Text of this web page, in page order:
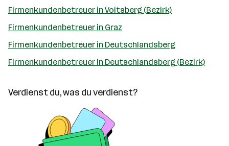
Firmenkundenbetreuer in Voitsberg (Bezirk)
Firmenkundenbetreuer in Graz
Firmenkundenbetreuer in Deutschlandsberg
Firmenkundenbetreuer in Deutschlandsberg (Bezirk)
Verdienst du, was du verdienst?